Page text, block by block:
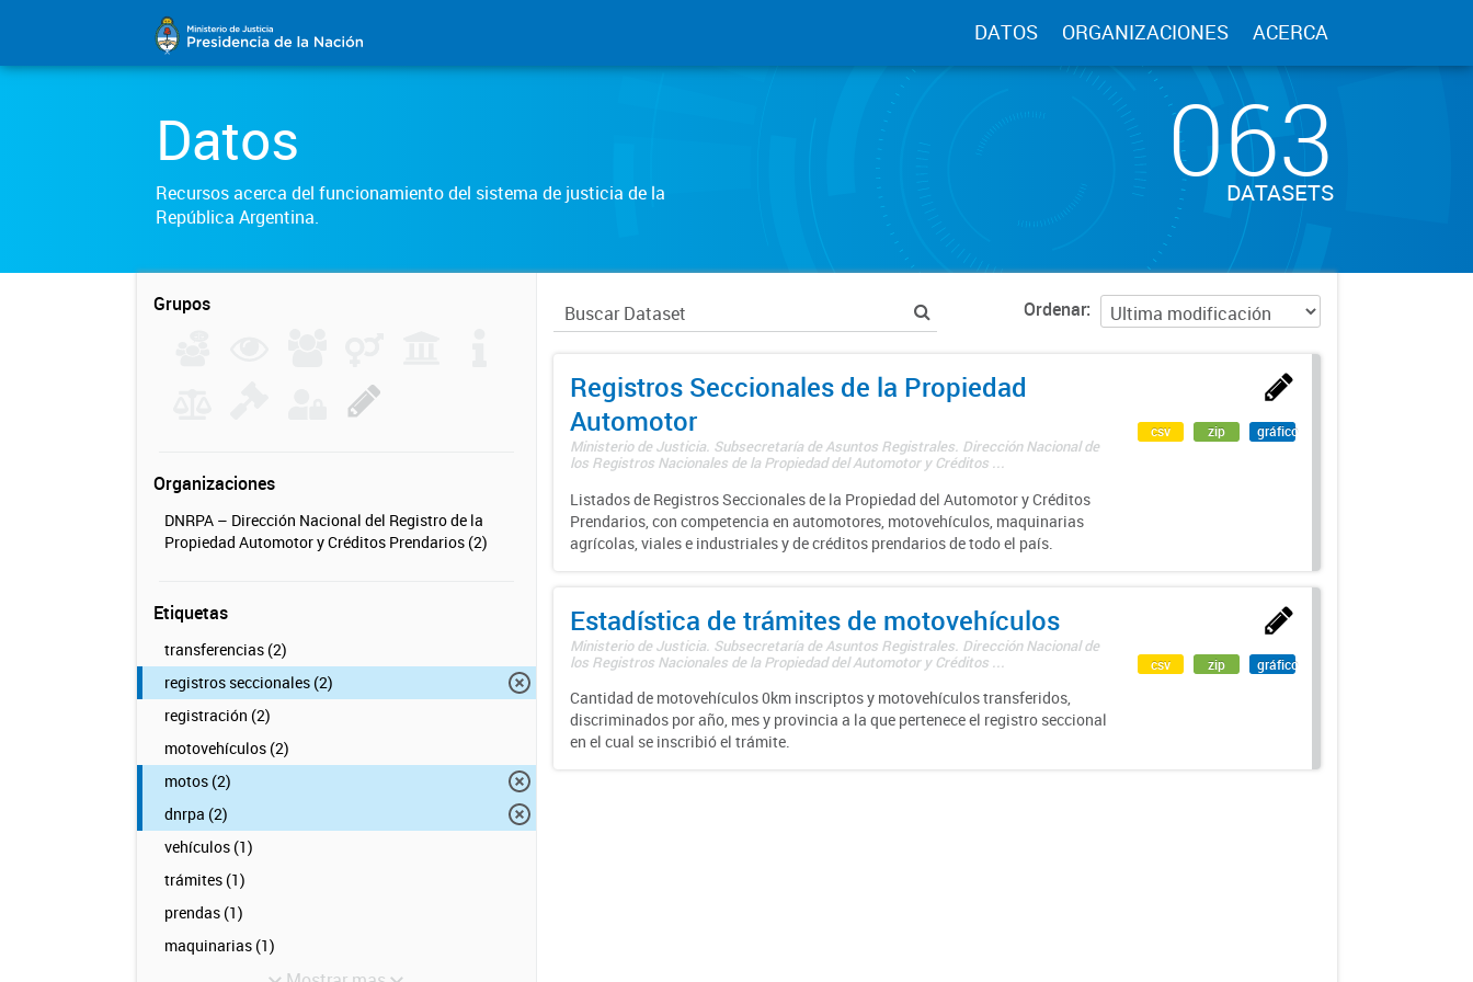
DATOS ORGANIZACIONES ACERCA
Datos
Recursos acerca del funcionamiento del sistema de justicia de la
República Argentina.
063
DATASETS
Grupos
Organizaciones
DNRPA – Dirección Nacional del Registro de la
Propiedad Automotor y Créditos Prendarios (2)
Etiquetas
transferencias (2)
registros seccionales (2)
registración (2)
motovehículos (2)
motos (2)
dnrpa (2)
vehículos (1)
trámites (1)
prendas (1)
maquinarias (1)
Ordenar
Registros Seccionales de la Propiedad
Automotor
Ministerio de Justicia. Subsecretaría de Asuntos Registrales. Dirección Nacional de
los Registros Nacionales de la Propiedad del Automotor y Créditos ...
Listados de Registros Seccionales de la Propiedad del Automotor y Créditos
Prendarios, con competencia en automotores, motovehículos, maquinarias
agrícolas, viales e industriales y de créditos prendarios de todo el país.
csv zip gráfico
Estadística de trámites de motovehículos
Ministerio de Justicia. Subsecretaría de Asuntos Registrales. Dirección Nacional de
los Registros Nacionales de la Propiedad del Automotor y Créditos ...
Cantidad de motovehículos 0km inscriptos y motovehículos transferidos,
discriminados por año, mes y provincia a la que pertenece el registro seccional
en el cual se inscribió el trámite.
csv zip gráfico